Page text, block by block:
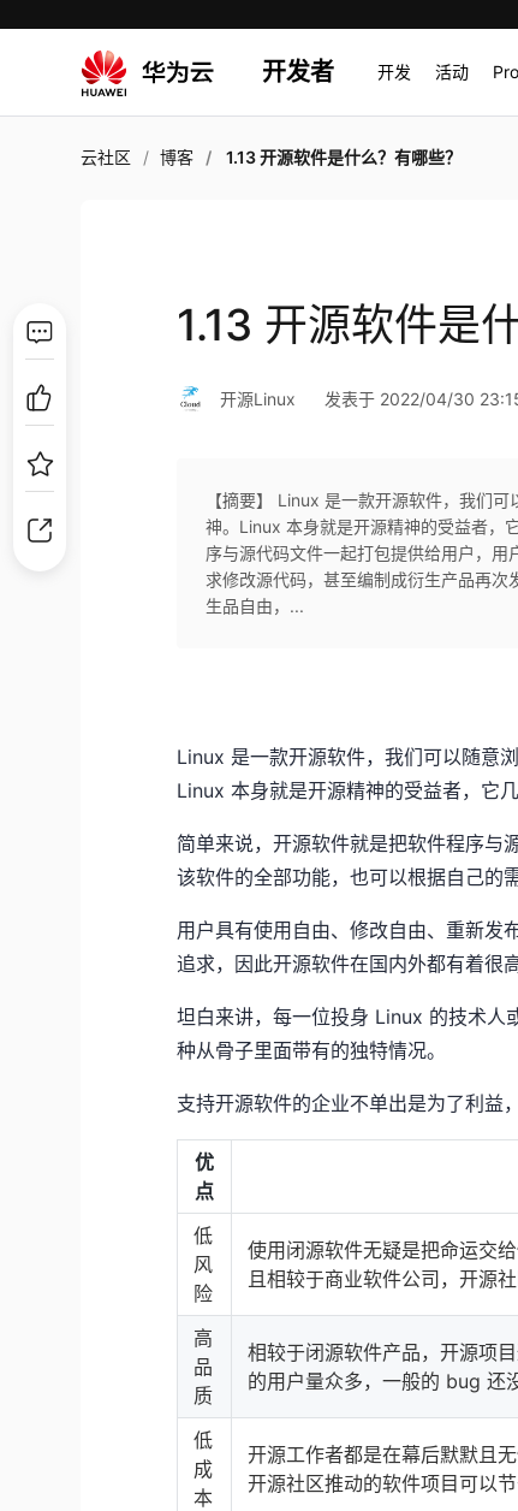
开发者 开发 活动
云社区 博客 1.13 开源软件是什么？有哪些？
1.13 开源软件是
开源Linux 发表于 2022/04/30
【摘要】 Linux 是一款开源软件，我们
神。Linux 本身就是开源精神的受益者，
序与源代码文件一起打包提供给用户，
求修改源代码，甚至编制成衍生产品再
生品自由，...
Linux 是一款开源软件，我们可以随意
Linux 本身就是开源精神的受益者，它
简单来说，开源软件就是把软件程序与
该软件的全部功能，也可以根据自己的
用户具有使用自由、修改自由、重新发
追求，因此开源软件在国内外都有着很
坦白来讲，每一位投身 Linux 的技术人
种从骨子里面带有的独特情况。
支持开源软件的企业不单出是为了利益
优
点
低
风
险
使用闭源软件无疑是把命运交
且相较于商业软件公司，开源
高
品
质
相较于闭源软件产品，开源项
的用户量众多，一般的 bug 还
低
成
本
开源工作者都是在幕后默默且
开源社区推动的软件项目可以